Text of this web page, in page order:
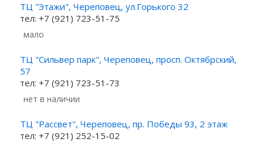
ТЦ "Этажи", Череповец, ул.Горького 32
тел: +7 (921) 723-51-75
Мало
ТЦ "Сильвер парк", Череповец, просп. Октябрский,
57
тел: +7 (921) 723-51-73
Нет в наличии
ТЦ "Рассвет", Череповец, пр. Победы 93, 2 этаж
тел: +7 (921) 252-15-02